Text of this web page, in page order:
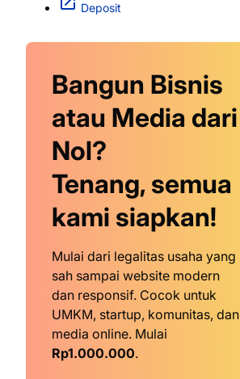
Deposit
Bangun Bisnis
atau Media dari
Nol?
Tenang, semua
kami siapkan!
Mulai dari legalitas usaha yang
sah sampai website modern
dan responsif. Cocok untuk
UMKM, startup, komunitas, dan
media online. Mulai
Rp1.000.000.